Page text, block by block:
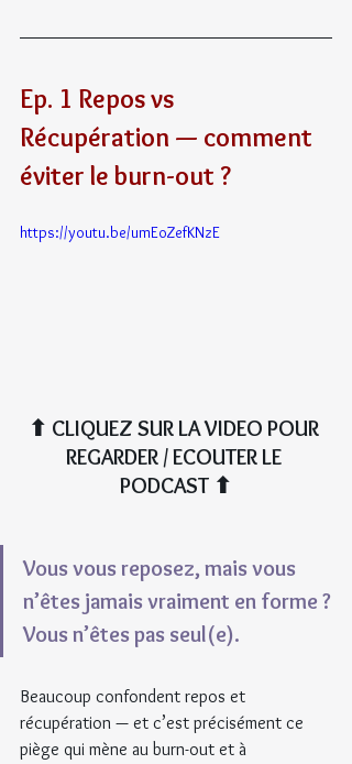
Ep. 1 Repos vs
Récupération — comment
éviter le burn-out ?
https://youtu.be/umEoZefKNzE
⬆︎ CLIQUEZ SUR LA VIDEO POUR
REGARDER / ECOUTER LE
PODCAST ⬆︎
Vous vous reposez, mais vous
n’êtes jamais vraiment en forme ?
Vous n’êtes pas seul(e).
Beaucoup confondent repos et
récupération — et c’est précisément ce
piège qui mène au burn-out et à